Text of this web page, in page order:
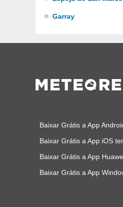
Garray
Baixar Grátis a App
Baixar Grátis a App iOS
Baixar Grátis a App
Baixar Grátis a App